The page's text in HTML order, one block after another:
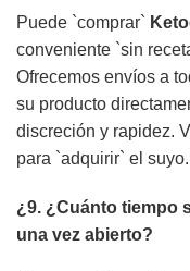
Puede `comprar`
conveniente `sin
Ofrecemos envíos a
su producto
discreción y rapidez.
para `adquirir` el suyo.
¿9. ¿Cuánto tiempo
una vez abierto?